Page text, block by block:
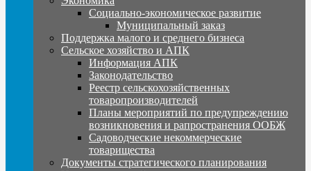
Социально-экономическое развитие
Муниципальный заказ
Поддержка малого и среднего бизнеса
Сельское хозяйство и АПК
Информация АПК
Законодательство
Реестр сельскохозяйственных
товаропроизводителей
Планы мероприятий по предупреждению
возникновения и рапространения ООБЖ
Садоводческие некоммерческие
товарищества
Документы стратегического планирования